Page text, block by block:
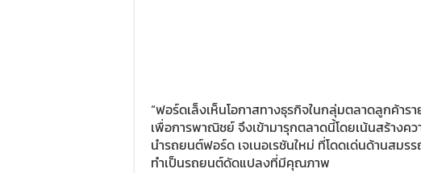
“ฟอร์ดเล็งเห็นโอกาสทางธุรกิจในกลุ่มตลาดลูกค้า
เพื่อการพาณิชย์ จึงเข้ามารุกตลาดนี้โดยเน้นสร้าง
นำรถยนต์ฟอร์ด เจเนอเรชันใหม่ ที่โดดเด่นด้านสมร
ทำเป็นรถยนต์ดัดแปลงที่มีคุณภาพ